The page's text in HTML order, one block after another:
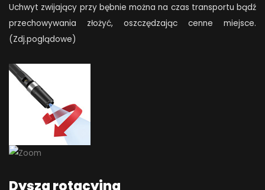
Uchwyt zwijający przy bębnie można na czas transportu bądź
przechowywania złożyć, oszczędzając cenne miejsce.
(Zdj.poglądowe)
Dysza rotacyjna